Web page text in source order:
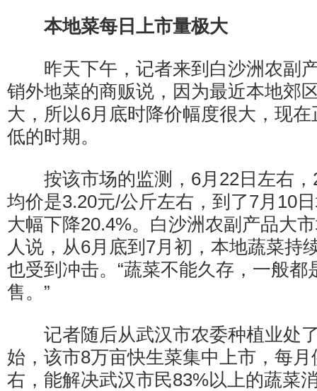
本地菜每日上市量极大
昨天下午，记者来到白沙洲农副
销外地菜的商贩说，因为最近本地郊
大，所以6月底时降价幅度很大，现
低的时期。
按该市场的监测，6月22日左右，
均价是3.20元/公斤左右，到了7月10
大幅下降20.4%。白沙洲农副产品大
人说，从6月底到7月初，本地蔬菜持
也受到冲击。“蔬菜不能久存，一般都
售。”
记者随后从武汉市农委种植业处
始，该市8万亩快生菜集中上市，每
右，能解决武汉市民83%以上的蔬菜